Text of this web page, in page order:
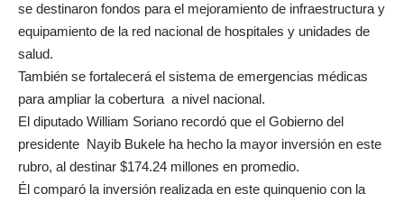
se destinaron fondos para el mejoramiento de infraestructura y
equipamiento de la red nacional de hospitales y unidades de
salud.
También se fortalecerá el sistema de emergencias médicas
para ampliar la cobertura a nivel nacional.
El diputado William Soriano recordó que el Gobierno del
presidente Nayib Bukele ha hecho la mayor inversión en este
rubro, al destinar $174.24 millones en promedio.
Él comparó la inversión realizada en este quinquenio con la